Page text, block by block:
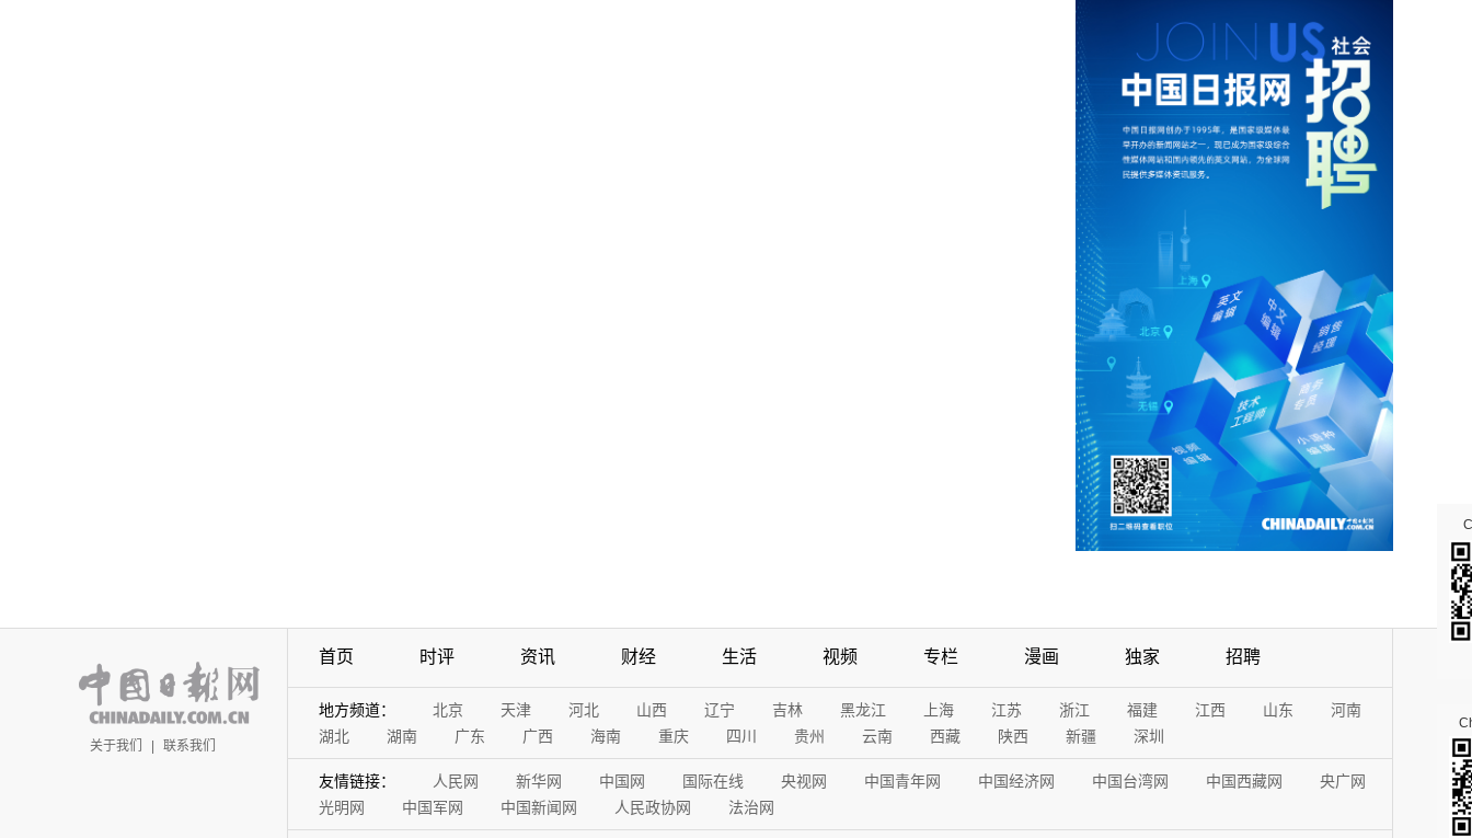
关于我们 | 联系我们
首页 时评 资讯 财经 生活 视频 专栏 漫画 独家 招聘
地方频道： 北京 天津 河北 山西 辽宁 吉林 黑龙江 上海 江苏 浙江 福建 江西 山东
河南
湖北
湖南 广东 广西 海南 重庆 四川 贵州 云南 西藏 陕西 新疆 深圳
友情链接： 人民网 新华网 中国网 国际在线 央视网 中国青年网 中国经济网 中国台湾网 中国西藏网
央广网
光明网
中国军网 中国新闻网 人民政协网 法治网